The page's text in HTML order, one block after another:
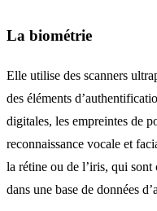
La biométrie
Elle utilise des scanners
des éléments
digitales, les empreintes de
reconnaissance vocale et
la rétine ou de l’iris, qui sont
dans une base de données